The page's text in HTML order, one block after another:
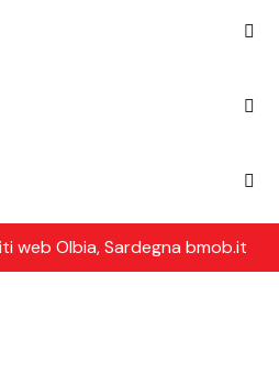
web Olbia, Sardegna bmob.it